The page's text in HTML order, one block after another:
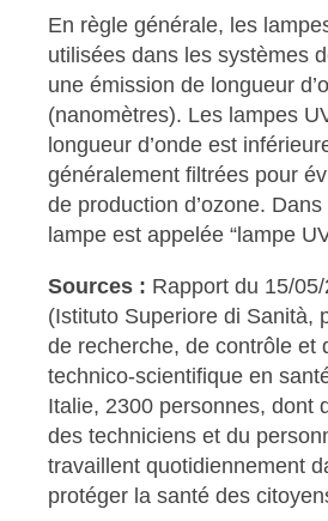
En règle générale, les
utilisées dans les systèmes
une émission de longueur
(nanomètres). Les lampes
longueur d’onde est
généralement filtrées pour
de production d’ozone.
lampe est appelée “lampe
Sources : Rapport du 15/
(Istituto Superiore di Sanità,
de recherche, de contrôle et
technico-scientifique en
Italie, 2300 personnes, dont
des techniciens et du
travaillent quotidiennement
protéger la santé des